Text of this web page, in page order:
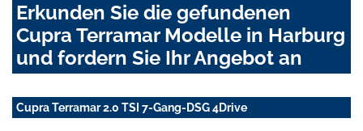
Erkunden Sie die gefundenen
Cupra Terramar Modelle in Harburg
und fordern Sie Ihr Angebot an
Cupra Terramar 2.0 TSI 7-Gang-DSG 4Drive